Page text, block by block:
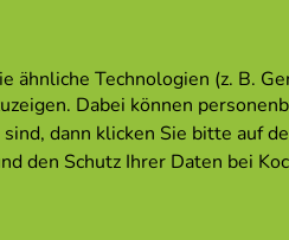
ähnliche Technologien (z. B.
Dabei können
dann klicken Sie bitte auf
den Schutz Ihrer Daten bei